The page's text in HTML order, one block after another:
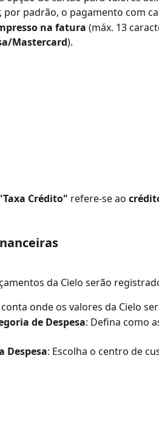
por padrão, o pagamento com
na fatura (máx. 13
Mastercard).
Crédito" refere-se ao
da Cielo serão
conta onde os valores da Cielo
de Despesa: Defina como
Despesa: Escolha o centro de